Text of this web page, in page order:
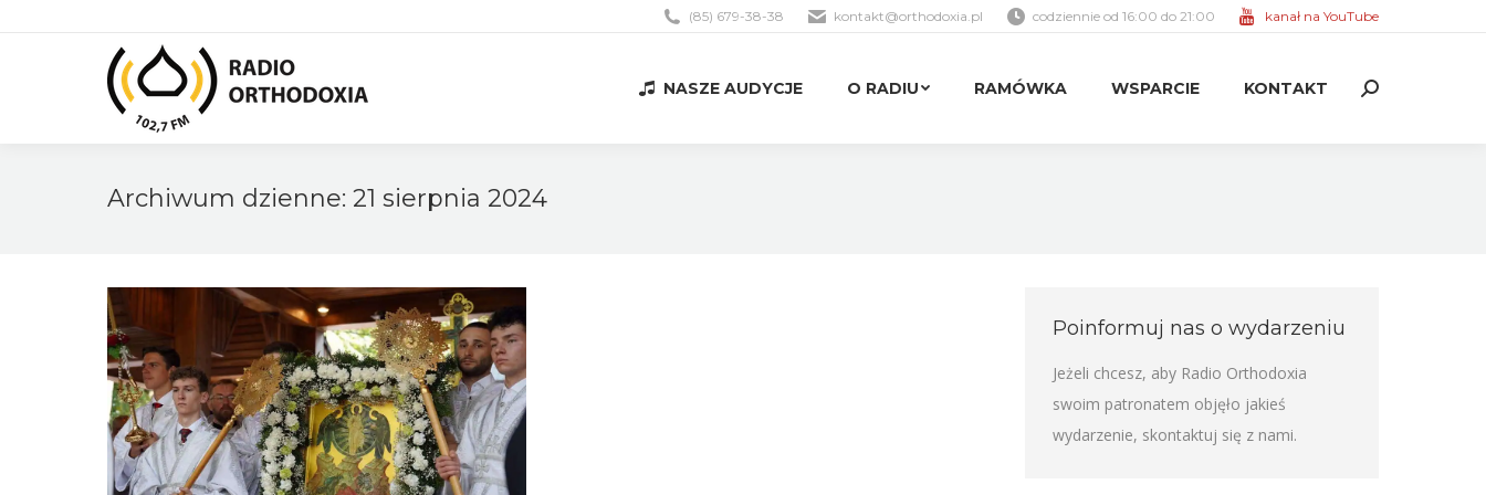
(85) 679-38-38 kontakt@orthodoxia.pl codziennie od 16:00 do 21:00 kanał na YouTube
NASZE AUDYCJE O RADIU RAMÓWKA WSPARCIE KONTAKT Search:
Archiwum dzienne: 21 sierpnia 2024
Poinformuj nas o wydarzeniu
Jeżeli chcesz, aby Radio Orthodoxia
swoim patronatem objęło jakieś
wydarzenie, skontaktuj się z nami.